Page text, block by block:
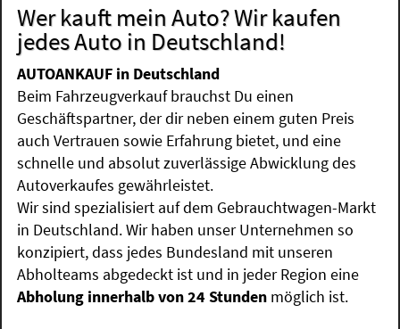
Wer kauft mein Auto? Wir kaufen
jedes Auto in Deutschland!
AUTOANKAUF in Deutschland
Beim Fahrzeugverkauf brauchst Du einen
Geschäftspartner, der dir neben einem guten Preis
auch Vertrauen sowie Erfahrung bietet, und eine
schnelle und absolut zuverlässige Abwicklung des
Autoverkaufes gewährleistet.
Wir sind spezialisiert auf dem Gebrauchtwagen-Markt
in Deutschland. Wir haben unser Unternehmen so
konzipiert, dass jedes Bundesland mit unseren
Abholteams abgedeckt ist und in jeder Region eine
Abholung innerhalb von 24 Stunden möglich ist.